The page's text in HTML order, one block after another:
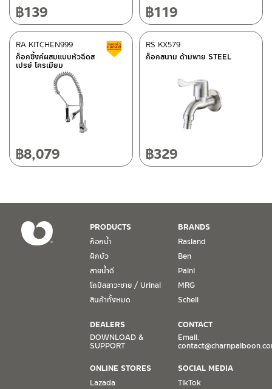
โทร: 02-358-0080 / 080-075-8668 / 091-545-0556
ศูนย์บริการและอะไหล่ เชียงใหม่
118/33 โครงการอรสิริน ม.8 ต.สันปูเลย อ.ดอยสะเก็ด เชียงใหม่
โทร: 080-075-2626
วันจันทร์ – วันศุกร์ เวลา 8:30-17:30 น.
วันเสาร์ เวลา 8:30-15:00 น.
1. การรับประกัน จะต้องมีหลักฐานการซื้อ หรือ ใบเสร็จ โดยทางบริษัทฯ
ขอตรวจสอบโดยนับวันซื้อขายเป็นสำคัญ ทางบริษัทฯ ไม่สามารถให้
เงื่อนไขการรับประกันสินค้าได้ หากไม่มีเอกสารดังกล่าว
2. การรับประกันสินค้า จะรับประกันฉพาะสินค้าที่อยู่ในสภาพการใช้งาน
ปกติ หากมีตำหนิ ชำรุด ร้าว ตกพื้น หรือสภาพภายนอกอยู่ในสภาพที่ใช้
3. การรับประกันสินค้า จะรับประกันเฉพาะชิ้นส่วนที่แจ้ง เช่น ก๊อกน้ำ จะ
รับประกันเฉพาะวาล์วก๊อกน้ำไม่รั่วซึม ดังนั้นการรับประกันจะเป็นการ
เปลี่ยนเฉพาะชิ้นส่วนที่รับประกันนั้นๆ
ติดต่อ ชาญไพบูลย์ / Contact Us
฿139 ฿119
ก็อกซิ้งค์ผสมแบบหัวฉีดส
เปรย์ โครเมียม
RA KITCHEN999 สินค้าลดราคา เคลียร์สต็อก
฿8,079
ก็อกสนาม ด้ามพาย STEEL
RS KX579
฿329
PRODUCTS
ก๊อกน้ำ
ฝักบัว
สายน้ำดี
โถปัสสาวะชาย / Urinal
สินค้าทั้งหมด
BRANDS
Rasland
Ben
Paini
MRG
Schell
DEALERS
DOWNLOAD &
SUPPORT
ONLINE STORES
Lazada
CONTACT
Email.
SOCIAL MEDIA
TikTok